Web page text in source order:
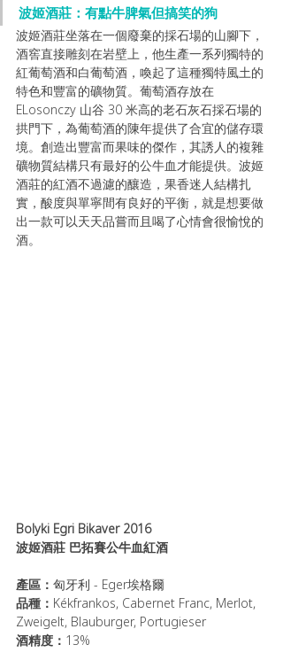
波姬酒莊：有點牛脾氣但搞笑的狗
波姬酒莊坐落在一個廢棄的採石場的山腳下，
酒窖直接雕刻在岩壁上，他生產一系列獨特的
紅葡萄酒和白葡萄酒，喚起了這種獨特風土的
特色和豐富的礦物質。葡萄酒存放在
ELosonczy 山谷 30 米高的老石灰石採石場的
拱門下，為葡萄酒的陳年提供了合宜的儲存環
境。創造出豐富而果味的傑作，其誘人的複雜
礦物質結構只有最好的公牛血才能提供。波姬
酒莊的紅酒不過濾的釀造，果香迷人結構扎
實，酸度與單寧間有良好的平衡，就是想要做
出一款可以天天品嘗而且喝了心情會很愉悅的
酒。
Bolyki Egri Bikaver 2016
波姬酒莊 巴拓賽公牛血紅酒
產區： 匈牙利 - Eger埃格爾
品種： Kékfrankos, Cabernet Franc, Merlot,
Zweigelt, Blauburger, Portugieser
酒精度： 13%